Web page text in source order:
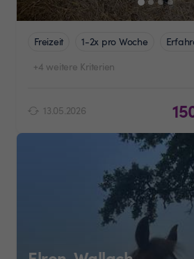
Freizeit 1-2x pro Woche
+4 weitere Kriterien
13.05.2026